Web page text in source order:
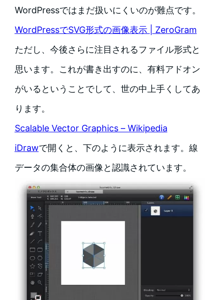
WordPressではまだ扱いにくいのが難点です。
WordPressでSVG形式の画像表示 | ZeroGram
ただし、今後さらに注目されるファイル形式と
思います。これが書き出すのに、有料アドオン
がいるということでして、世の中上手くしてあ
ります。
Scalable Vector Graphics – Wikipedia
iDrawで開くと、下のように表示されます。線
データの集合体の画像と認識されています。